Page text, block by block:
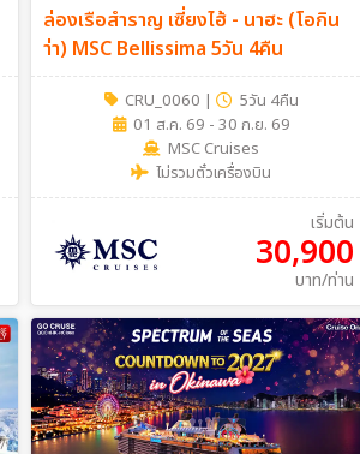
ล่องเรือสำราญ เซี่ยงไฮ้ - นาฮะ (โอกิน
า่า) MSC Bellissima 5วัน 4คืน
CRU_0060 |
5วัน 4คืน
01 ส.ค. 69 - 30 ก.ย. 69
MSC Cruises
ไม่รวมตั๋วเครื่องบิน
เริ่มต้น
30,900
บาท/ท่าน